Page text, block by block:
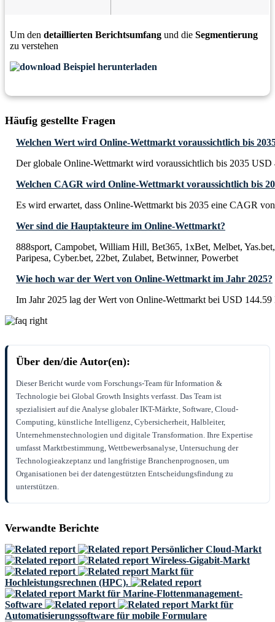
Um den detaillierten Berichtsumfang und die Segmentierung
zu verstehen
Beispiel herunterladen
Häufig gestellte Fragen
Welchen Wert wird Online-Wettmarkt voraussichtlich bis
Der globale Online-Wettmarkt wird voraussichtlich bis 2035
Welchen CAGR wird Online-Wettmarkt voraussichtlich bis
Es wird erwartet, dass Online-Wettmarkt bis 2035 eine CAGR
Wer sind die Hauptakteure im Online-Wettmarkt?
888sport, Campobet, William Hill, Bet365, 1xBet, Melbet,
Paripesa, Cyber.bet, 22bet, Zulabet, Betwinner, Powerbet
Wie hoch war der Wert von Online-Wettmarkt im Jahr 2025?
Im Jahr 2025 lag der Wert von Online-Wettmarkt bei USD
Über den/die Autor(en):
Dieser Bericht wurde vom Forschungs-Team für Information &
Technologie bei Global Growth Insights verfasst. Das Team ist
spezialisiert auf die Analyse globaler IKT-Märkte, Software, Cloud-
Computing, künstliche Intelligenz, Cybersicherheit, Halbleiter,
Unternehmenstechnologien und digitale Transformation. Ihre Expertise
umfasst Marktbestimmung, Wettbewerbsanalyse, Untersuchung der
Technologieakzeptanz und langfristige Branchenprognosen, um
Organisationen bei der datengestützten Entscheidungsfindung zu
unterstützen.
Verwandte Berichte
Persönlicher Cloud-Markt
Wireless-Gigabit-Markt
Markt für
Hochleistungsrechnen (HPC).
Markt für Marine-Flottenmanagement-
Software
Markt für
Automatisierungssoftware für mobile Formulare